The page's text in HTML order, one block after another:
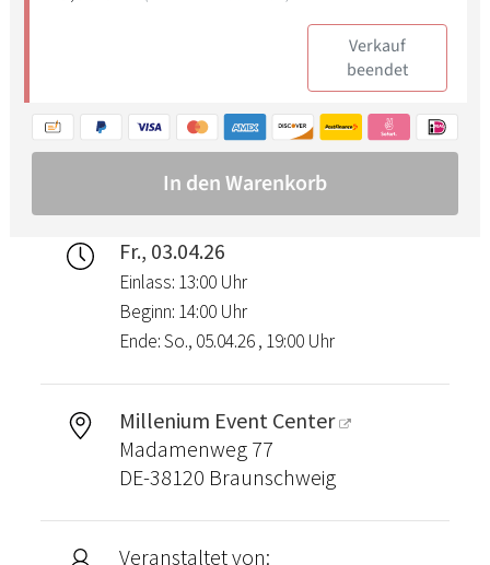
Fr., 03.04.26
Einlass: 13:00 Uhr
Beginn: 14:00 Uhr
Ende: So., 05.04.26 , 19:00 Uhr
Millenium Event Center
Madamenweg 77
DE-38120 Braunschweig
Veranstaltet von: